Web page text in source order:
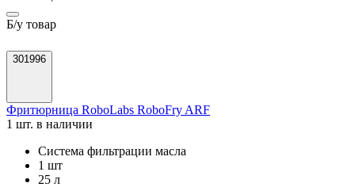
Б/у товар
301996
Фритюрница RoboLabs RoboFry ARF
1 шт. в наличии
Система фильтрации масла
1 шт
25 л